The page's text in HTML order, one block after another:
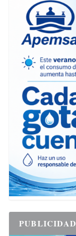
PUBLICIDAD